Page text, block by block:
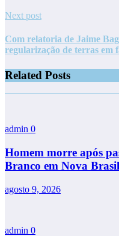
Next post
Com relatoria de Jaime
regularização de terras em
Related Posts
admin 0
Homem morre após
Branco em Nova
agosto 9, 2026
admin 0